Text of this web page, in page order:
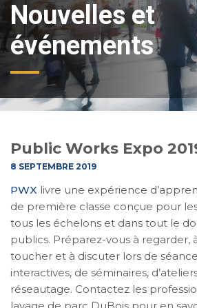
Nouvelles et
événements
Public Works Expo
8 SEPTEMBRE 2019
PWX livre une expérience
de première classe conçue pour
tous les échelons et dans tout le
publics. Préparez-vous à regarder,
toucher et à discuter lors de
interactives, de séminaires,
réseautage. Contactez les